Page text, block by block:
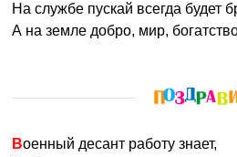
На службе пускай всегда будет
А на земле добро, мир,
Военный десант работу знает,